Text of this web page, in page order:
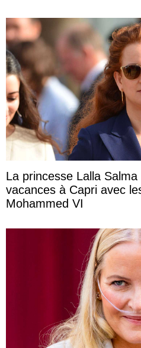
La princesse Lalla
vacances à Capri avec
Mohammed VI